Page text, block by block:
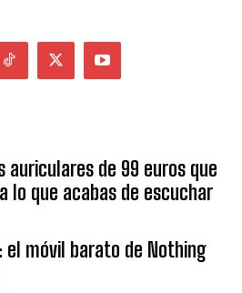
auriculares de 99 euros que
lo que acabas de escuchar
el móvil barato de Nothing